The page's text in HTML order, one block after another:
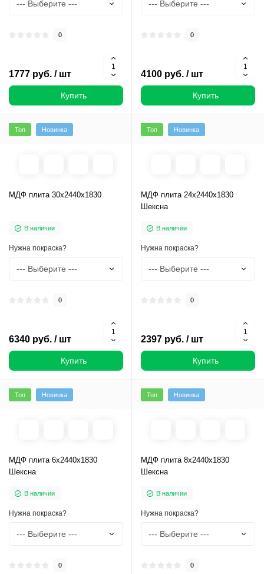
0
1777 руб. / шт
Купить
0
4100 руб. / шт
Купить
Топ Новинка
МДФ плита 30х2440х1830
В наличии
Нужна покраска?
0
6340 руб. / шт
Купить
Топ Новинка
МДФ плита 24х2440х1830
Шексна
В наличии
Нужна покраска?
0
2397 руб. / шт
Купить
Топ Новинка
МДФ плита 6х2440х1830
Шексна
В наличии
Нужна покраска?
0
Топ Новинка
МДФ плита 8х2440х1830
Шексна
В наличии
Нужна покраска?
0